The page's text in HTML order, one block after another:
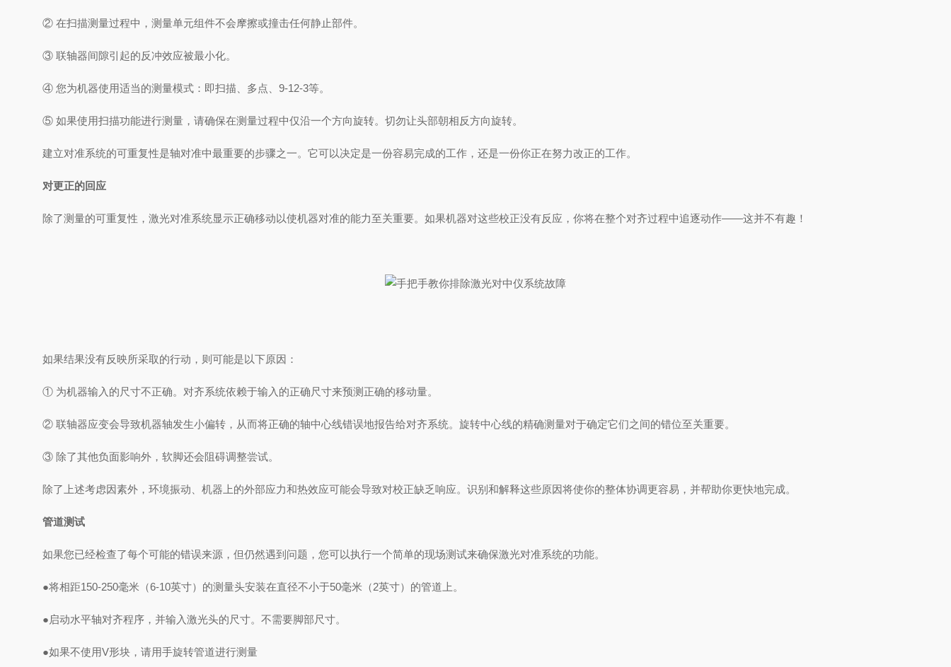
② 在扫描测量过程中，测量单元组件不会摩擦或撞击任何静止部件。
③ 联轴器间隙引起的反冲效应被最小化。
④ 您为机器使用适当的测量模式：即扫描、多点、9-12-3等。
⑤ 如果使用扫描功能进行测量，请确保在测量过程中仅沿一个方向旋转。切勿让头部朝相反方向旋转。
建立对准系统的可重复性是轴对准中最重要的步骤之一。它可以决定是一份容易完成的工作，还是一份你正在努力改正的工作。
对更正的回应
除了测量的可重复性，激光对准系统显示正确移动以使机器对准的能力至关重要。如果机器对这些校正没有反应，你将在整个对齐过程中追逐动作——这并不有趣！
如果结果没有反映所采取的行动，则可能是以下原因：
① 为机器输入的尺寸不正确。对齐系统依赖于输入的正确尺寸来预测正确的移动量。
② 联轴器应变会导致机器轴发生小偏转，从而将正确的轴中心线错误地报告给对齐系统。旋转中心线的精确测量对于确定它们之间的错位至关重要。
③ 除了其他负面影响外，软脚还会阻碍调整尝试。
除了上述考虑因素外，环境振动、机器上的外部应力和热效应可能会导致对校正缺乏响应。识别和解释这些原因将使你的整体协调更容易，并帮助你更快地完成。
管道测试
如果您已经检查了每个可能的错误来源，但仍然遇到问题，您可以执行一个简单的现场测试来确保激光对准系统的功能。
●将相距150-250毫米（6-10英寸）的测量头安装在直径不小于50毫米（2英寸）的管道上。
●启动水平轴对齐程序，并输入激光头的尺寸。不需要脚部尺寸。
●如果不使用V形块，请用手旋转管道进行测量